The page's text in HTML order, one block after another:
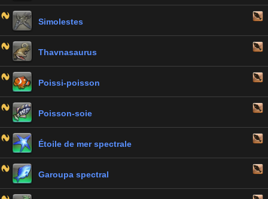
Simolestes
Thavnasaurus
Poissi-poisson
Poisson-soie
Étoile de mer spectrale
Garoupa spectral